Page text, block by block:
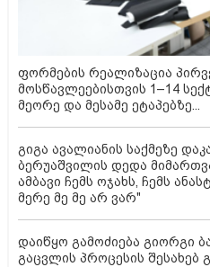
ფორმების რეალიზაცია
მოსწავლეებისთვის 1–14
მეორე და მესამე ეტაპებზე...
გიგა ავალიანის საქმეზე
ბერუაშვილის დედა
ამბავი ჩემს ოჯახს, ჩემს
მერე მე მე არ ვარ"
დაიწყო გამოძიება გიორგი
გაცვლის პროცესის შესახებ